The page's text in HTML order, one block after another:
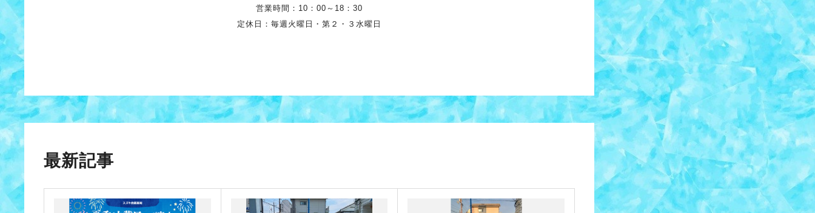
営業時間：10：00～18：30
定休日：毎週火曜日・第２・３水曜日
最新記事